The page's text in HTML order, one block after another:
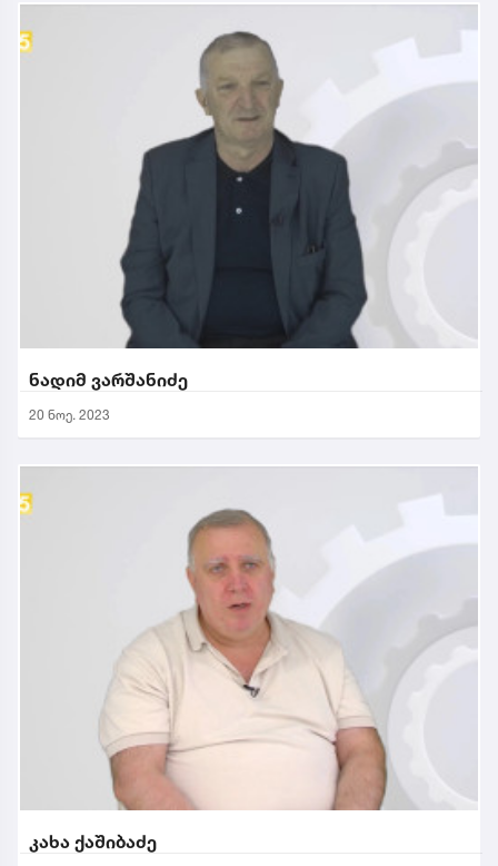
ნადიმ ვარშანიძე
20 ნოე. 2023
კახა ქაშიბაძე